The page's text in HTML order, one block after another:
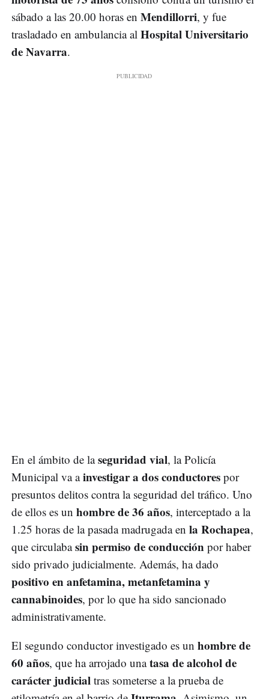
sábado a las 20.00 horas en Mendillorri, y fue
trasladado en ambulancia al Hospital Universitario
de Navarra.
En el ámbito de laseguridad vial, la Policía
Municipal va ainvestigar a dos conductores por
presuntos delitos contra la seguridad del tráfico. Uno
de ellos es un hombre de 36 años, interceptado a la
1.25 horas de la pasada madrugada en la Rochapea,
que circulabasin permiso de conducción por haber
sido privado judicialmente. Además, ha dado
positivo en anfetamina, metanfetamina y
cannabinoides, por lo que ha sido sancionado
administrativamente.
El segundo conductor investigado es un hombre de
60 años, que ha arrojado unatasa de alcohol de
carácter judicial tras someterse a la prueba de